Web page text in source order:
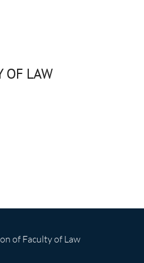
OF LAW
of Faculty of Law